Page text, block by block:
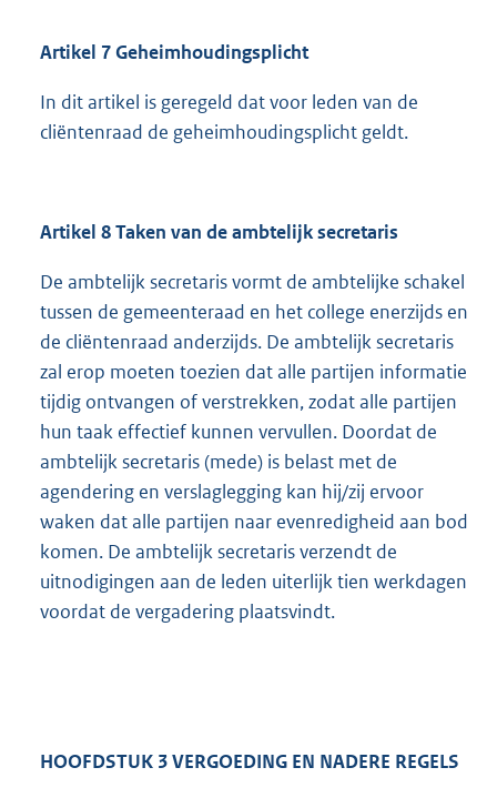
Artikel 7 Geheimhoudingsplicht
In dit artikel is geregeld dat voor leden van de
cliëntenraad de geheimhoudingsplicht geldt.
Artikel 8 Taken van de ambtelijk secretaris
De ambtelijk secretaris vormt de ambtelijke schakel
tussen de gemeenteraad en het college enerzijds en
de cliëntenraad anderzijds. De ambtelijk secretaris
zal erop moeten toezien dat alle partijen informatie
tijdig ontvangen of verstrekken, zodat alle partijen
hun taak effectief kunnen vervullen. Doordat de
ambtelijk secretaris (mede) is belast met de
agendering en verslaglegging kan hij/zij ervoor
waken dat alle partijen naar evenredigheid aan bod
komen. De ambtelijk secretaris verzendt de
uitnodigingen aan de leden uiterlijk tien werkdagen
voordat de vergadering plaatsvindt.
HOOFDSTUK 3 VERGOEDING EN NADERE REGELS